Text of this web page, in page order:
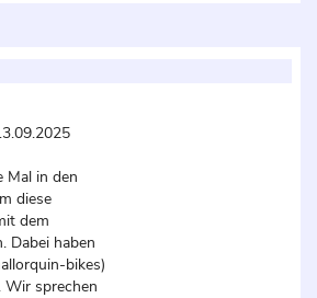
Mal in den
diese
dem
Dabei haben
bikes)
Wir sprechen